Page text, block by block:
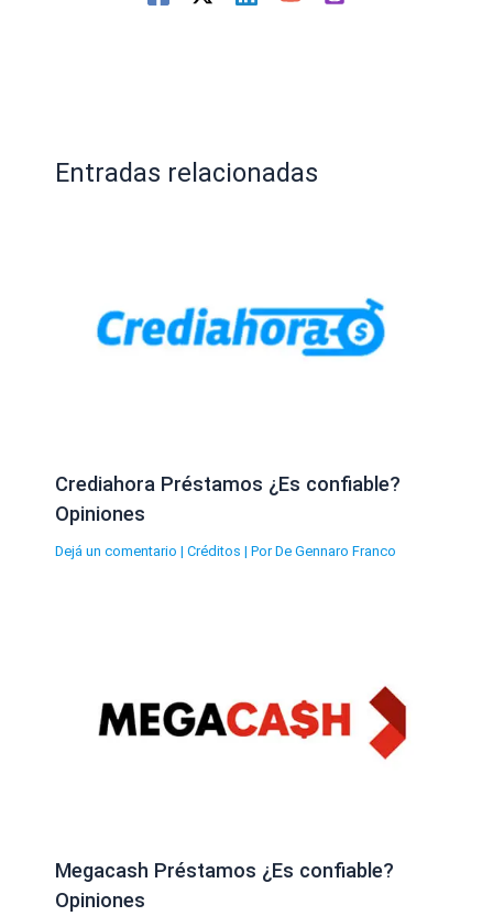
Entradas relacionadas
Crediahora Préstamos ¿Es confiable?
Opiniones
Dejá un comentario | Créditos | Por De Gennaro Franco
Megacash Préstamos ¿Es confiable?
Opiniones